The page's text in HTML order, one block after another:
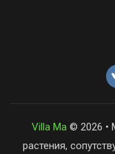
Villa Ma© 2026 •
растения,